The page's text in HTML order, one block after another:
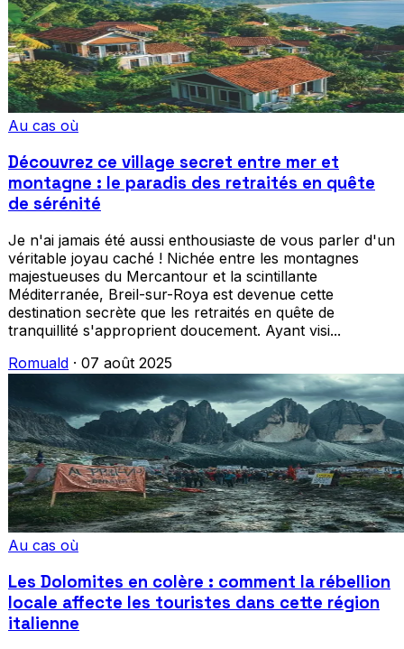
Au cas où
Découvrez ce village secret entre mer et
montagne : le paradis des retraités en quête
de sérénité
Je n'ai jamais été aussi enthousiaste de vous parler d'un
véritable joyau caché ! Nichée entre les montagnes
majestueuses du Mercantour et la scintillante
Méditerranée, Breil-sur-Roya est devenue cette
destination secrète que les retraités en quête de
tranquillité s'approprient doucement. Ayant visi...
Romuald · 07 août 2025
Au cas où
Les Dolomites en colère : comment la rébellion
locale affecte les touristes dans cette région
italienne